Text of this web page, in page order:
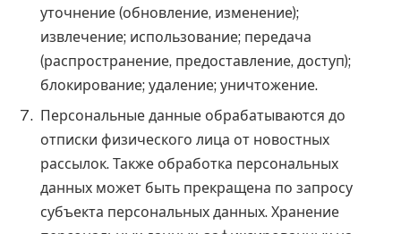
уточнение (обновление, изменение);
извлечение; использование; передача
(распространение, предоставление, доступ);
блокирование; удаление; уничтожение.
Персональные данные обрабатываются до
отписки физического лица от новостных
рассылок. Также обработка персональных
данных может быть прекращена по запросу
субъекта персональных данных. Хранение